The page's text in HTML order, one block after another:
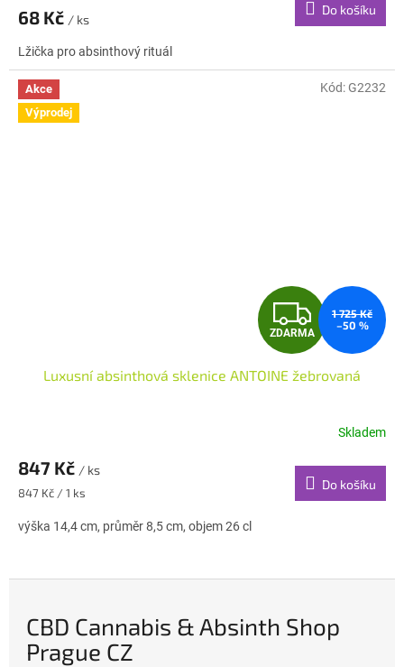
68 Kč / ks
Do košíku
Lžička pro absinthový rituál
Akce
Výprodej
Z
D
A
M
A
ZDARMA
1 725 Kč
–50 %
Luxusní absinthová sklenice ANTOINE žebrovaná
Skladem
847 Kč / ks
Měrná
847 Kč / 1 ks
Do košíku
výška 14,4 cm, průměr 8,5 cm, objem 26 cl
Kód: G2232
CBD Cannabis & Absinth Shop
Prague CZ